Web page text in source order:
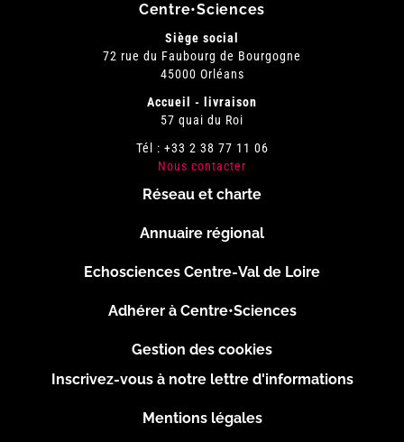
Centre•Sciences
Siège social
72 rue du Faubourg de Bourgogne
45000 Orléans
Accueil - livraison
57 quai du Roi
Tél : +33 2 38 77 11 06
Nous contacter
page
Réseau et charte
Annuaire régional
Echosciences Centre-Val de Loire
Adhérer à Centre•Sciences
Gestion des cookies
Inscrivez-vous à notre lettre d'informations
Mentions légales